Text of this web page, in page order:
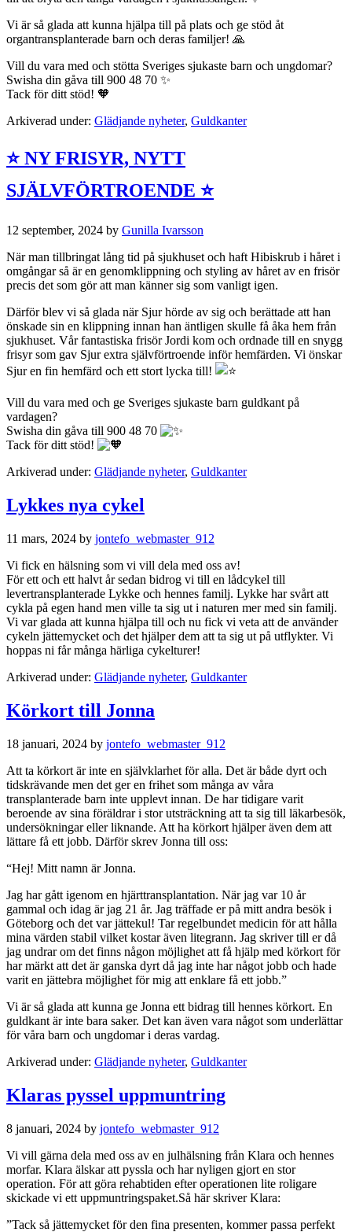
Vi är så glada att kunna hjälpa till på plats och ge stöd åt
organtransplanterade barn och deras familjer! 🙏
Vill du vara med och stötta Sveriges sjukaste barn och ungdomar?
Swisha din gåva till 900 48 70 ✨
Tack för ditt stöd! 🧡
Arkiverad under: Glädjande nyheter, Guldkanter
⭐️ NY FRISYR, NYTT
SJÄLVFÖRTROENDE ⭐️
12 september, 2024 by Gunilla Ivarsson
När man tillbringat lång tid på sjukhuset och haft Hibiskrub i håret i
omgångar så är en genomklippning och styling av håret av en frisör
precis det som gör att man känner sig som vanligt igen.
Därför blev vi så glada när Sjur hörde av sig och berättade att han
önskade sin en klippning innan han äntligen skulle få åka hem från
sjukhuset. Vår fantastiska frisör Jordi kom och ordnade till en snygg
frisyr som gav Sjur extra självförtroende införhemfärden. Vi önskar
Sjur en fin hemfärd och ett stort lycka till!
Vill du vara med och ge Sveriges sjukaste barn guldkant på
vardagen?
Swisha din gåva till 900 48 70
Tack för ditt stöd!
Arkiverad under: Glädjande nyheter, Guldkanter
Lykkes nya cykel
11 mars, 2024 by jontefo_webmaster_912
Vi fick en hälsning som vi vill dela med oss av!
För ett och ett halvt år sedan bidrog vi till en lådcykel till
levertransplanterade Lykke och hennes familj. Lykke har svårt att
cykla på egen hand men ville ta sig ut i naturen mer med sin familj.
Vi var glada att kunna hjälpa till och nu fick vi veta att de använder
cykeln jättemycket och det hjälper dem att ta sig ut på utflykter. Vi
hoppas ni får många härliga cykelturer!
Arkiverad under: Glädjande nyheter, Guldkanter
Körkort till Jonna
18 januari, 2024 by jontefo_webmaster_912
Att ta körkort är inte en självklarhet för alla. Det är både dyrt och
tidskrävande men det ger en frihet som många av våra
transplanterade barn inte upplevt innan. De har tidigare varit
beroende av sina föräldrar i stor utsträckning att ta sig till läkarbesök,
undersökningar eller liknande. Att ha körkort hjälper även dem att
lättare få ett jobb. Därför skrev Jonna till oss:
“Hej! Mitt namn är Jonna.
Jag har gått igenom en hjärttransplantation. När jag var 10 år
gammal och idag är jag 21 år. Jag träffade er på mitt andra besök i
Göteborg och det var jättekul! Tar regelbundet medicin för att hålla
mina värden stabil vilket kostar även litegrann. Jag skriver till er då
jag undrar om det finns någon möjlighet att få hjälp med körkort för
har märkt att det är ganska dyrt då jag inte har något jobb och hade
varit en jättebra möjlighet för mig att enklare få ett jobb.”
Vi är så glada att kunna ge Jonna ett bidrag till hennes körkort. En
guldkant är inte bara saker. Det kan även vara något som underlättar
för våra barn och ungdomar i deras vardag.
Arkiverad under: Glädjande nyheter, Guldkanter
Klaras pyssel uppmuntring
8 januari, 2024 by jontefo_webmaster_912
Vi vill gärna dela med oss av en julhälsning från Klara och hennes
morfar. Klara älskar att pyssla och har nyligen gjort en stor
operation. För att göra rehabtiden efter operationen lite roligare
skickade vi ett uppmuntringspaket.Så här skriver Klara:
”Tack så jättemycket för den fina presenten, kommer passa perfekt